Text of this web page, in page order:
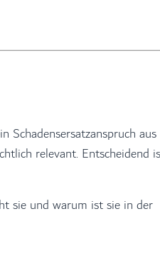
Schadensersatzanspruch aus
relevant. Entscheidend
sie und warum ist sie in der